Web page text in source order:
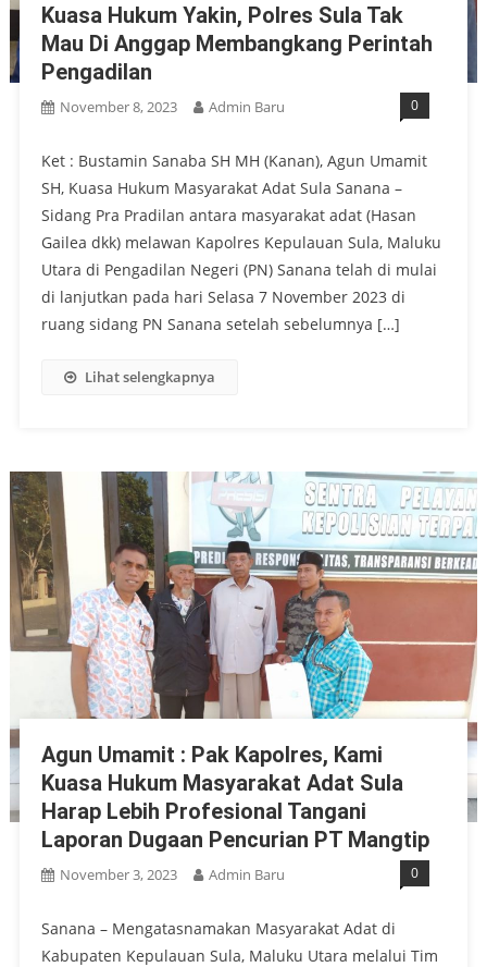
Kuasa Hukum Yakin, Polres Sula Tak
Mau Di Anggap Membangkang Perintah
Pengadilan
November 8, 2023 Admin Baru 0
Ket : Bustamin Sanaba SH MH (Kanan), Agun Umamit
SH, Kuasa Hukum Masyarakat Adat Sula Sanana –
Sidang Pra Pradilan antara masyarakat adat (Hasan
Gailea dkk) melawan Kapolres Kepulauan Sula, Maluku
Utara di Pengadilan Negeri (PN) Sanana telah di mulai
di lanjutkan pada hari Selasa 7 November 2023 di
ruang sidang PN Sanana setelah sebelumnya […]
Lihat selengkapnya
Agun Umamit : Pak Kapolres, Kami
Kuasa Hukum Masyarakat Adat Sula
Harap Lebih Profesional Tangani
Laporan Dugaan Pencurian PT Mangtip
November 3, 2023 Admin Baru 0
Sanana – Mengatasnamakan Masyarakat Adat di
Kabupaten Kepulauan Sula, Maluku Utara melalui Tim